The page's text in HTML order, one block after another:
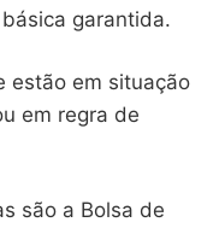
garantida.
estão em situação
em regra de
são a Bolsa de